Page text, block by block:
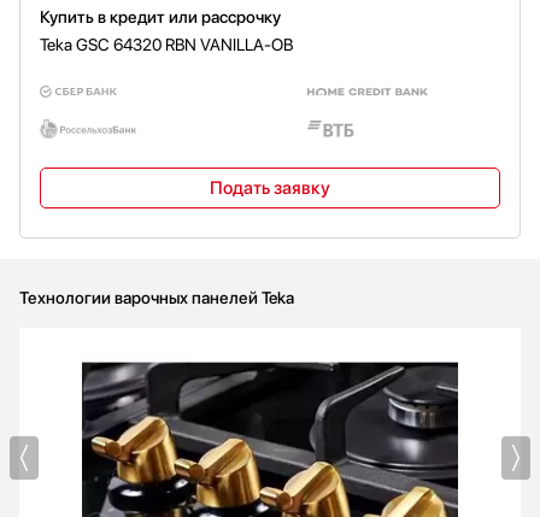
Купить в кредит или рассрочку
Teka GSC 64320 RBN VANILLA-OB
Подать заявку
Технологии варочных панелей Teka